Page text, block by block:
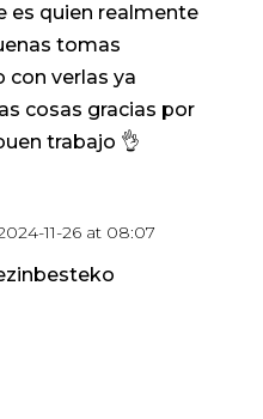
es quien realmente
tomas
verlas ya
cosas gracias por
trabajo 👌
11-26 at 08:07